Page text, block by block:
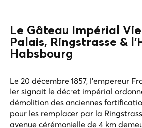
Le Gâteau Impérial
Palais, Ringstrasse &
Habsbourg
Le 20 décembre 1857, l'empereur
Ier signait le décret impérial
démolition des anciennes
pour les remplacer par la
avenue cérémonielle de 4 km